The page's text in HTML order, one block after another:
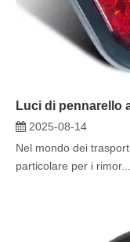
2025-08-14
Nel mondo dei
particolare per i rimor...